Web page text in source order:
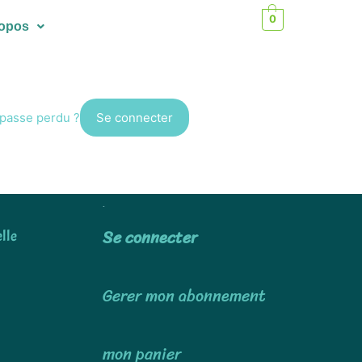
0
perdu ?
Se connecter
Gerer mon abonnement
mon panier